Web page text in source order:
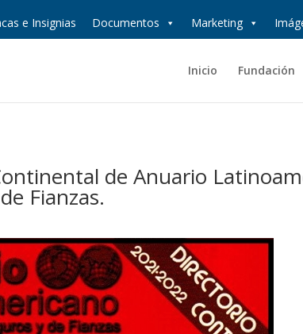
e Insignias Documentos Marketing
Inicio Fundación
de Anuario
Fianzas.